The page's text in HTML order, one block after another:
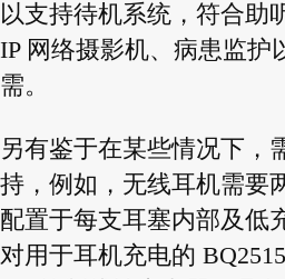
以支持待机系统，符合助
IP 网络摄影机、病患监护
需。
另有鉴于在某些情况下，
持，例如，无线耳机需要
配置于每支耳塞内部及低
对用于耳机充电的